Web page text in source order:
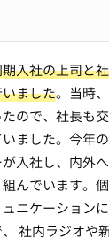
入社の上司と
ました。当時
ので、社長も
ました。今年
入社し、内外
んでいます。
ニケーション
社内ラジオや